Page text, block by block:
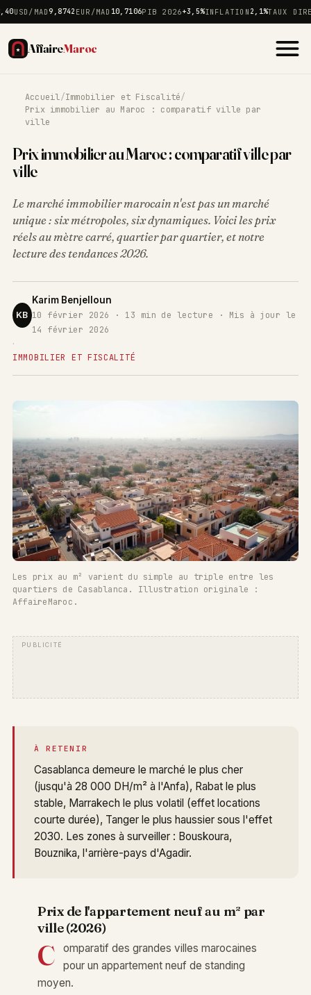
MAD 9,8742EUR/MAD10,7106PIB 2026 +3,5%INFLATION2,1%TAUX
AffaireMaroc
Accueil/Immobilier et Fiscalité/
Prix immobilier au Maroc : comparatif ville par
ville
Prix immobilier au Maroc : comparatif ville par
ville
Le marché immobilier marocain n'est pas un marché
unique : six métropoles, six dynamiques. Voici les prix
réels au mètre carré, quartier par quartier, et notre
lecture des tendances 2026.
KB
Karim Benjelloun
10 février 2026 · 13 min de lecture · Mis à jour le
14 février 2026
·
IMMOBILIER ET FISCALITÉ
Les prix au m² varient du simple au triple entre les
quartiers de Casablanca. Illustration originale :
AffaireMaroc.
À RETENIR
Casablanca demeure le marché le plus cher
(jusqu'à 28 000 DH/m² à l'Anfa), Rabat le plus
stable, Marrakech le plus volatil (effet locations
courte durée), Tanger le plus haussier sous l'effet
2030. Les zones à surveiller : Bouskoura,
Bouznika, l'arrière-pays d'Agadir.
Prix de l'appartement neuf au m² par
ville (2026)
C
omparatif des grandes villes marocaines
pour un appartement neuf de standing
moyen.